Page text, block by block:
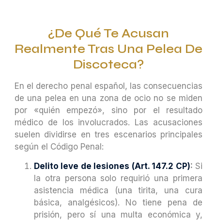
¿De Qué Te Acusan
Realmente Tras Una Pelea De
Discoteca?
En el derecho penal español, las consecuencias
de una pelea en una zona de ocio no se miden
por «quién empezó», sino por el resultado
médico de los involucrados. Las acusaciones
suelen dividirse en tres escenarios principales
según el Código Penal:
Delito leve de lesiones (Art. 147.2 CP): Si
la otra persona solo requirió una primera
asistencia médica (una tirita, una cura
básica, analgésicos). No tiene pena de
prisión, pero sí una multa económica y,